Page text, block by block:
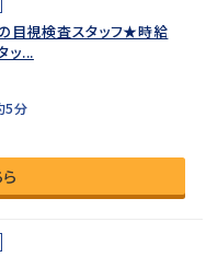
目視検査スタッフ★時給
ッ...
5分